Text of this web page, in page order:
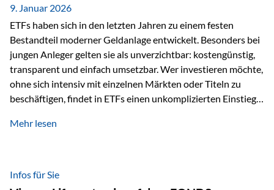
Private Wealth Police positioniert sich mit einer dreistufigen
Sicherheitsarchitektur, die auf mehreren Ebenen ansetzt:
Stufe 1: Versicherer-Ebene • Versicherung mit…
9. Januar 2026
ETFs haben sich in den letzten Jahren zu einem festen
Bestandteil moderner Geldanlage entwickelt. Besonders bei
jungen Anleger gelten sie als unverzichtbar: kostengünstig,
transparent und einfach umsetzbar. Wer investieren möchte,
ohne sich intensiv mit einzelnen Märkten oder Titeln zu
beschäftigen, findet in ETFs einen unkomplizierten Einstieg
werden häufig kritisch betrachtet. Sie gelten als teurer,
Beide Ansätze haben ihre Berechtigung und ihre Stärken
entfalten sie oft gerade in Kombination. ETFs: Effizient, breit
Mehr lesen
Infos für Sie